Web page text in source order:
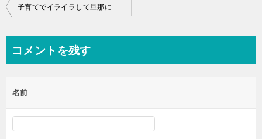
投
ビ
ー
シ
子育てでイライラして旦那に当たる妻に対する夫の反論も聞いて！
コメントを残す
名前